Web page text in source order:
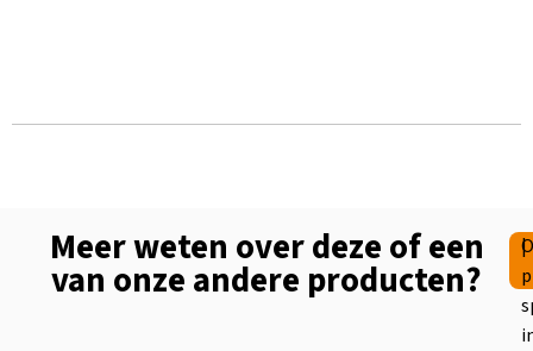
Meer weten over deze of een
van onze andere producten?
|